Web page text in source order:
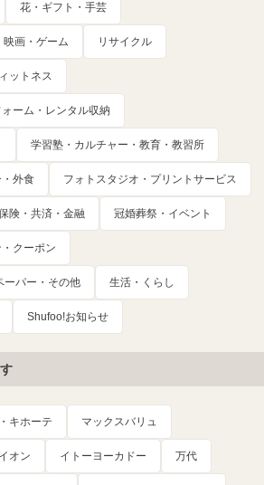
花・ギフト・手芸
画・ゲーム リサイクル
ットネス
ーム・レンタル収納
学習塾・カルチャー・教育・教習所
外食 フォトスタジオ・プリントサービス
険・共済・金融 冠婚葬祭・イベント
クーポン
ーパー・その他 生活・くらし
Shufoo!お知らせ
キホーテ マックスバリュ
イオン イトーヨーカドー 万代